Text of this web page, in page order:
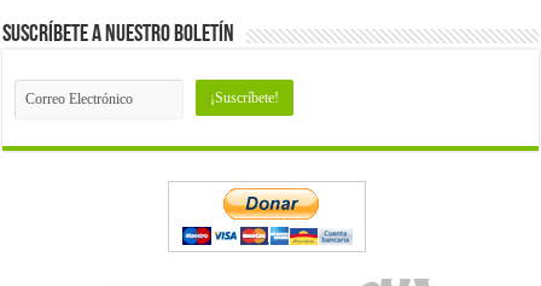
Suscríbete a nuestro Boletín